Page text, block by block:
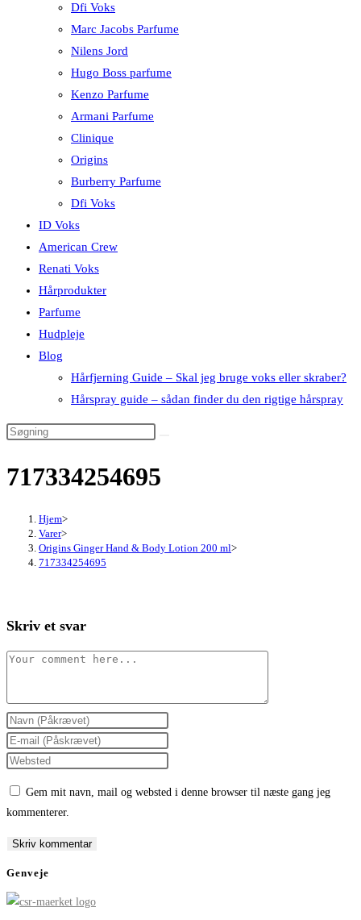
Dfi Voks
Marc Jacobs Parfume
Nilens Jord
Hugo Boss parfume
Kenzo Parfume
Armani Parfume
Clinique
Origins
Burberry Parfume
Dfi Voks
ID Voks
American Crew
Renati Voks
Hårprodukter
Parfume
Hudpleje
Blog
Hårfjerning Guide – Skal jeg bruge voks eller skraber?
Hårspray guide – sådan finder du den rigtige hårspray
717334254695
Hjem>
Varer>
Origins Ginger Hand & Body Lotion 200 ml>
717334254695
Skriv et svar
Comment
Enter
your
name
comment
Enter
your
comment
Enter
(optional)
Gem mit navn, mail og websted i denne browser til næste gang jeg
kommenterer.
Genveje